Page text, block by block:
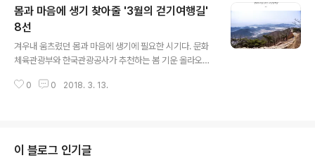
일부 변동사항이 있지만, 축제기간이 아니라도 비슷한 시
기에 가시면 아름다운 봄꽃을 만끽할 수 있답니다. 오늘 전
하는 꿀팁을 잘 기억해 두시면, 올해 봄은 누구보다 따뜻하
고 아름답게 보낼 수 있으실 거예요. 소개할 축제는 3곳의
축제입니다.‘봄꽃’하면 보통 개나리, 진달래, 벚꽃을 가장
많이 떠올리시는데요. 개인적으로는 아기자기하게 피어난
몸과 마음에 생기 찾아줄 '3월의 걷기여행길'
8선
겨우내 움츠렸던 몸과 마음에 생기에 필요한 시기다. 문화
체육관광부와 한국관광공사가 추천하는 봄 기운 올라오는
은 기나긴 겨울잠을 자던 개구리가 깨어나는 경칩(驚蟄)에
후기의 실학자 다산 정약용의 유배지인 다산초당을 품고
있다. 이 때문에 역사의 무게와 푸근한 서정이 동시에 묻어
0 0 2018. 3. 13.
이 블로그 인기글